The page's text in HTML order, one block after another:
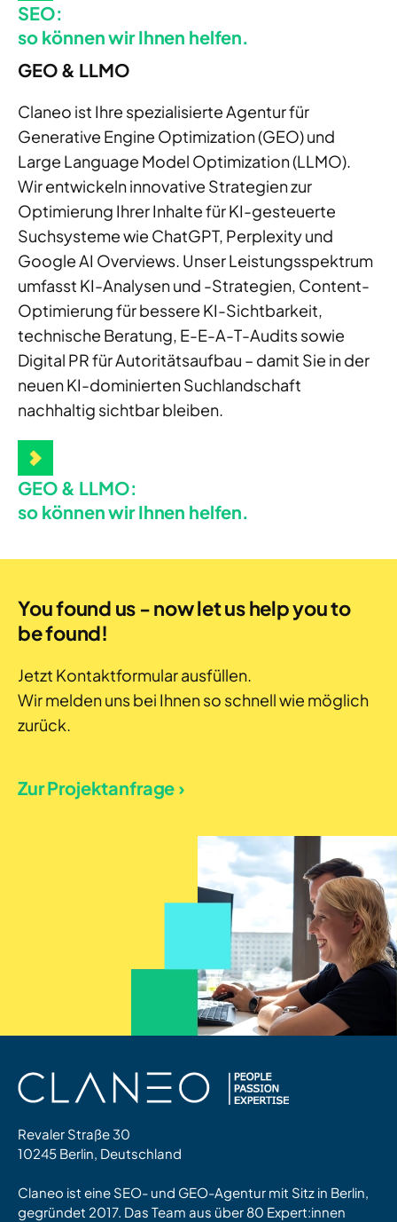
SEO:
so können wir Ihnen helfen.
GEO & LLMO
Claneo ist Ihre spezialisierte Agentur für
Generative Engine Optimization (GEO) und
Large Language Model Optimization (LLMO).
Wir entwickeln innovative Strategien zur
Optimierung Ihrer Inhalte für KI-gesteuerte
Suchsysteme wie ChatGPT, Perplexity und
Google AI Overviews. Unser Leistungsspektrum
umfasst KI-Analysen und -Strategien, Content-
Optimierung für bessere KI-Sichtbarkeit,
technische Beratung, E-E-A-T-Audits sowie
Digital PR für Autoritätsaufbau – damit Sie in der
neuen KI-dominierten Suchlandschaft
nachhaltig sichtbar bleiben.
GEO & LLMO:
so können wir Ihnen helfen.
You found us - now let us help you to
be found!
Jetzt Kontaktformular ausfüllen.
Wir melden uns bei Ihnen so schnell wie möglich
zurück.
Zur Projektanfrage ›
Revaler Straße 30
10245 Berlin, Deutschland
Claneo ist eine SEO- und GEO-Agentur mit Sitz in Berlin,
gegründet 2017. Das Team aus über 80 Expert:innen